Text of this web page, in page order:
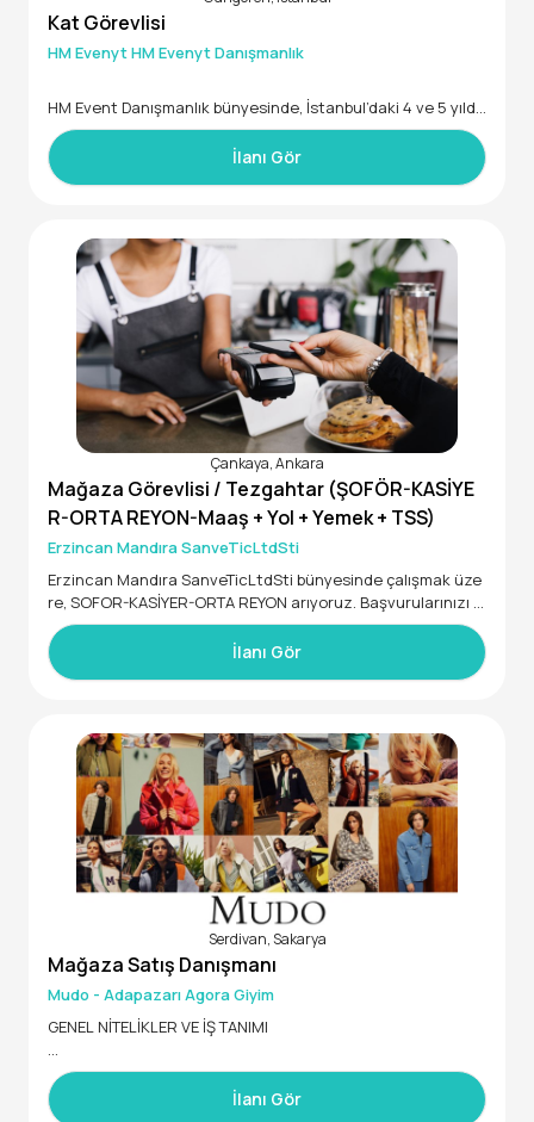
mak
Erkek aday (askerlik engeli olmayan )
Rol ve Sorumluluklar
Güvenlik prosedürlerini ve talimatlarını eksiksiz bir şekilde u
ygulamak
Güvenlik kameraları ve diğer güvenlik ekipmanlarını etkin bir
Acil durumlarda hızlı ve etkili müdahalede bulunmak
Güvenlik sertifikası ve ehliyet gerekliliklerini yerine getirme
Güvenlik raporlarını hazırlamak ve üst yönetime sunmak
Güvenlik ekipmanlarının bakımını yapmak ve düzenli kontroll
erini sağlamak
Güvenlik alanında yenilikleri takip ederek, güvenlik stratejil
erini geliştirmek
Çalışma alanında güvenli bir ortam sağlamak için gerekli önl
emleri almak
Kat Görevlisi
HM Evenyt HM Evenyt Danışmanlık
HM Event Danışmanlık bünyesinde, İstanbul’daki 4 ve 5 yıldı
zlı otellerde görevlendirilmek üzere deneyimli Housekeepin
g (Kat Görevlisi) personeller arıyoruz.
*Oda temizliği ve düzeni konusunda titiz
*Takım çalışmasına uyumlu
*Sorumluluk sahibi ve güler yüzlü
*Vardiyalı çalışma sistemine uyum sağlayabilecek
İlanı Gör
Çankaya, Ankara
Mağaza Görevlisi / Tezgahtar (ŞOFÖR-KASİYE
R-ORTA REYON-Maaş + Yol + Yemek + TSS)
Erzincan Mandıra SanveTicLtdSti
Erzincan Mandıra SanveTicLtdSti bünyesinde çalışmak üze
re, SOFOR-KASİYER-ORTA REYON arıyoruz. Başvurularınızı b
ekliyoruz!
• 18 - 40 yaş aralığında
• SABAH KAHVALTİ
• KASİYER-BAYAN PERSONEL
• ORTA REYON-BAYAN PERSONEL
• SOFOR-KECİORENDE İKAMET EDEN BAY PERSONEL
• DENEYİMLİ+YETİSTİRİLMEK UZERE
• DETAYLARİN KONUSULMASİ VE YUZYUZE GORUSME AYARLA
NMASİ İCİN BASVURUDA BULUNABİLİRSİNİZ.
İlanı Gör
Serdivan, Sakarya
Mağaza Satış Danışmanı
Mudo - Adapazarı Agora Giyim
GENEL NİTELİKLER VE İŞ TANIMI
1964 yılında Beyoğlu Fitaş Pasajı’nda 12 metrekarelik bir dük
kanda başlayan maceramıza 62. yılımızda, Türkiye’nin 28 ilin
de 1.400’ü aşkın çalışanımız ve 90.000 m²’ye yakın satış ala
İlanı Gör